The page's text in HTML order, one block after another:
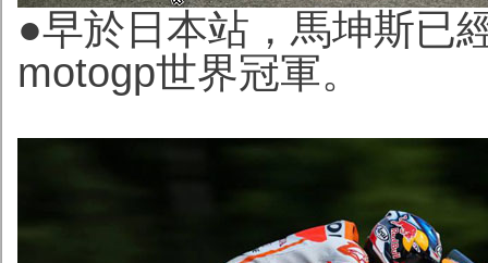
●早於日本站，馬坤斯已
motogp世界冠軍。